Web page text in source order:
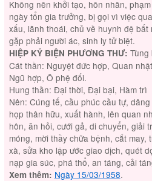
Không nên khởi tạo, hôn nhân,
ngày tổn gia trưởng, bị gọi vì việc
xấu, lãnh thoái, chủ về huynh đệ
gặp phải người ác, sinh ly tử biệt.
HIỆP KỶ BIỆN PHƯƠNG THƯ: Tùng
Cát thần: Nguyệt đức hợp, Quan
Ngũ hợp, Ô phệ đối.
Hung thần: Đại thời, Đại bại, Hàm trì
Nên: Cúng tế, cầu phúc cầu tự,
họp thân hữu, xuất hành, lên quan
hôn, ăn hỏi, cưới gả, di chuyển, giải
móng, mời thầy chữa bệnh, cắt
xà, sửa kho lập ước giao dịch, quét
nạp gia súc, phá thổ, an táng, cải
Xem thêm: Ngày 15/03/1958.